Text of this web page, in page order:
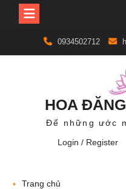
content
0934502712
HOA
Để những ước
Login / Register
Trang chủ